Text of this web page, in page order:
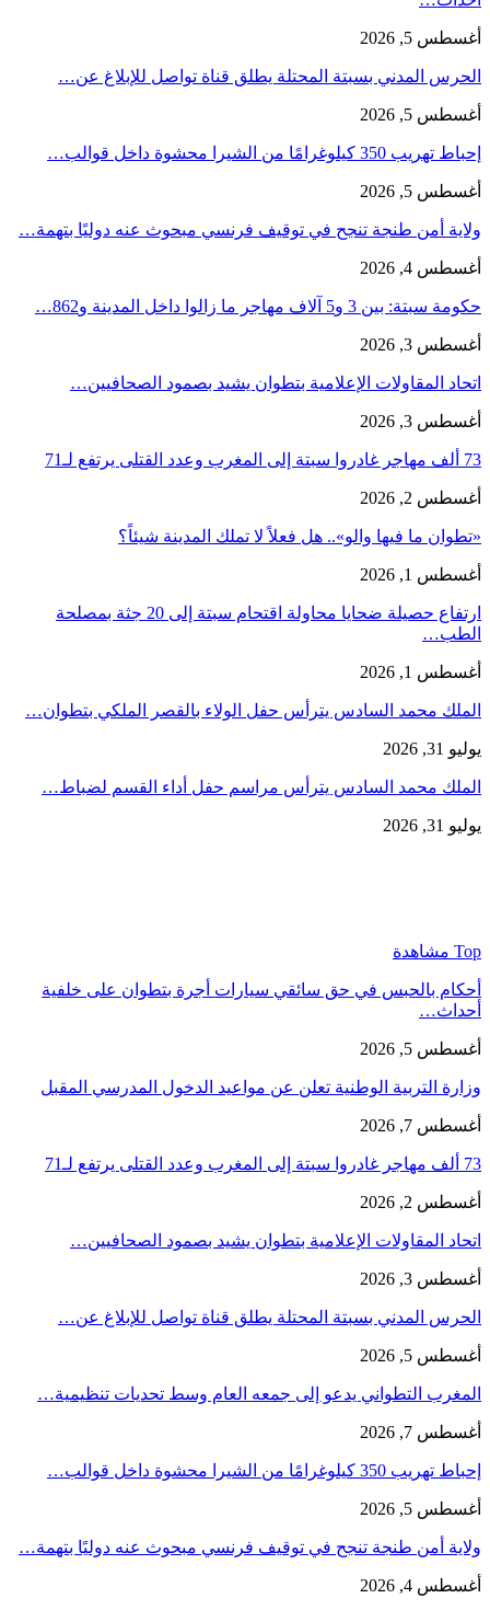
أغسطس 5, 2026
الحرس المدني بسبتة المحتلة يطلق قناة تواصل للإبلاغ عن…
أغسطس 5, 2026
إحباط تهريب 350 كيلوغرامًا من الشيرا محشوة داخل قوالب…
أغسطس 5, 2026
ولاية أمن طنجة تنجح في توقيف فرنسي مبحوث عنه دوليًا بتهمة…
أغسطس 4, 2026
حكومة سبتة: بين 3 و5 آلاف مهاجر ما زالوا داخل المدينة و862…
أغسطس 3, 2026
اتحاد المقاولات الإعلامية بتطوان يشيد بصمود الصحافيين…
أغسطس 3, 2026
73 ألف مهاجر غادروا سبتة إلى المغرب وعدد القتلى يرتفع لـ71
أغسطس 2, 2026
«تطوان ما فيها والو».. هل فعلاً لا تملك المدينة شيئاً؟
أغسطس 1, 2026
ارتفاع حصيلة ضحايا محاولة اقتحام سبتة إلى 20 جثة بمصلحة
الطب…
أغسطس 1, 2026
الملك محمد السادس يترأس حفل الولاء بالقصر الملكي بتطوان…
يوليو 31, 2026
الملك محمد السادس يترأس مراسم حفل أداء القسم لضباط…
يوليو 31, 2026
Top مشاهدة
أحكام بالحبس في حق سائقي سيارات أجرة بتطوان على خلفية
أحداث…
أغسطس 5, 2026
وزارة التربية الوطنية تعلن عن مواعيد الدخول المدرسي المقبل
أغسطس 7, 2026
73 ألف مهاجر غادروا سبتة إلى المغرب وعدد القتلى يرتفع لـ71
أغسطس 2, 2026
اتحاد المقاولات الإعلامية بتطوان يشيد بصمود الصحافيين…
أغسطس 3, 2026
الحرس المدني بسبتة المحتلة يطلق قناة تواصل للإبلاغ عن…
أغسطس 5, 2026
المغرب التطواني يدعو إلى جمعه العام وسط تحديات تنظيمية…
أغسطس 7, 2026
إحباط تهريب 350 كيلوغرامًا من الشيرا محشوة داخل قوالب…
أغسطس 5, 2026
ولاية أمن طنجة تنجح في توقيف فرنسي مبحوث عنه دوليًا بتهمة…
أغسطس 4, 2026